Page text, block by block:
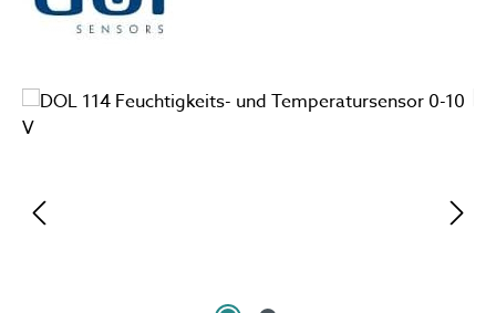
Bildergalerie überspringen